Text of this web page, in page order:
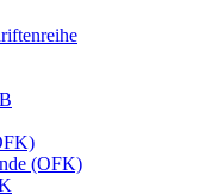
(OFK)